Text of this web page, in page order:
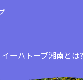
イーハトーブ湘南とは?